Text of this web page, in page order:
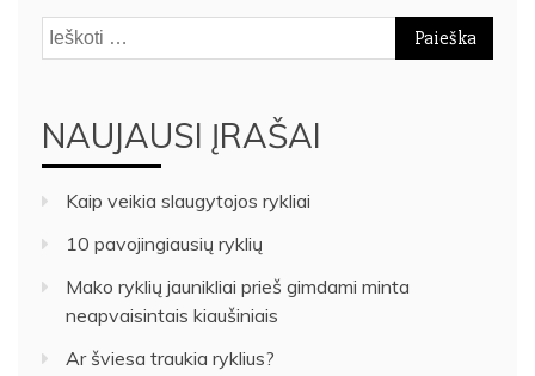
Ieškoti:
NAUJAUSI ĮRAŠAI
Kaip veikia slaugytojos rykliai
10 pavojingiausių ryklių
Mako ryklių jaunikliai prieš gimdami minta
neapvaisintais kiaušiniais
Ar šviesa traukia ryklius?